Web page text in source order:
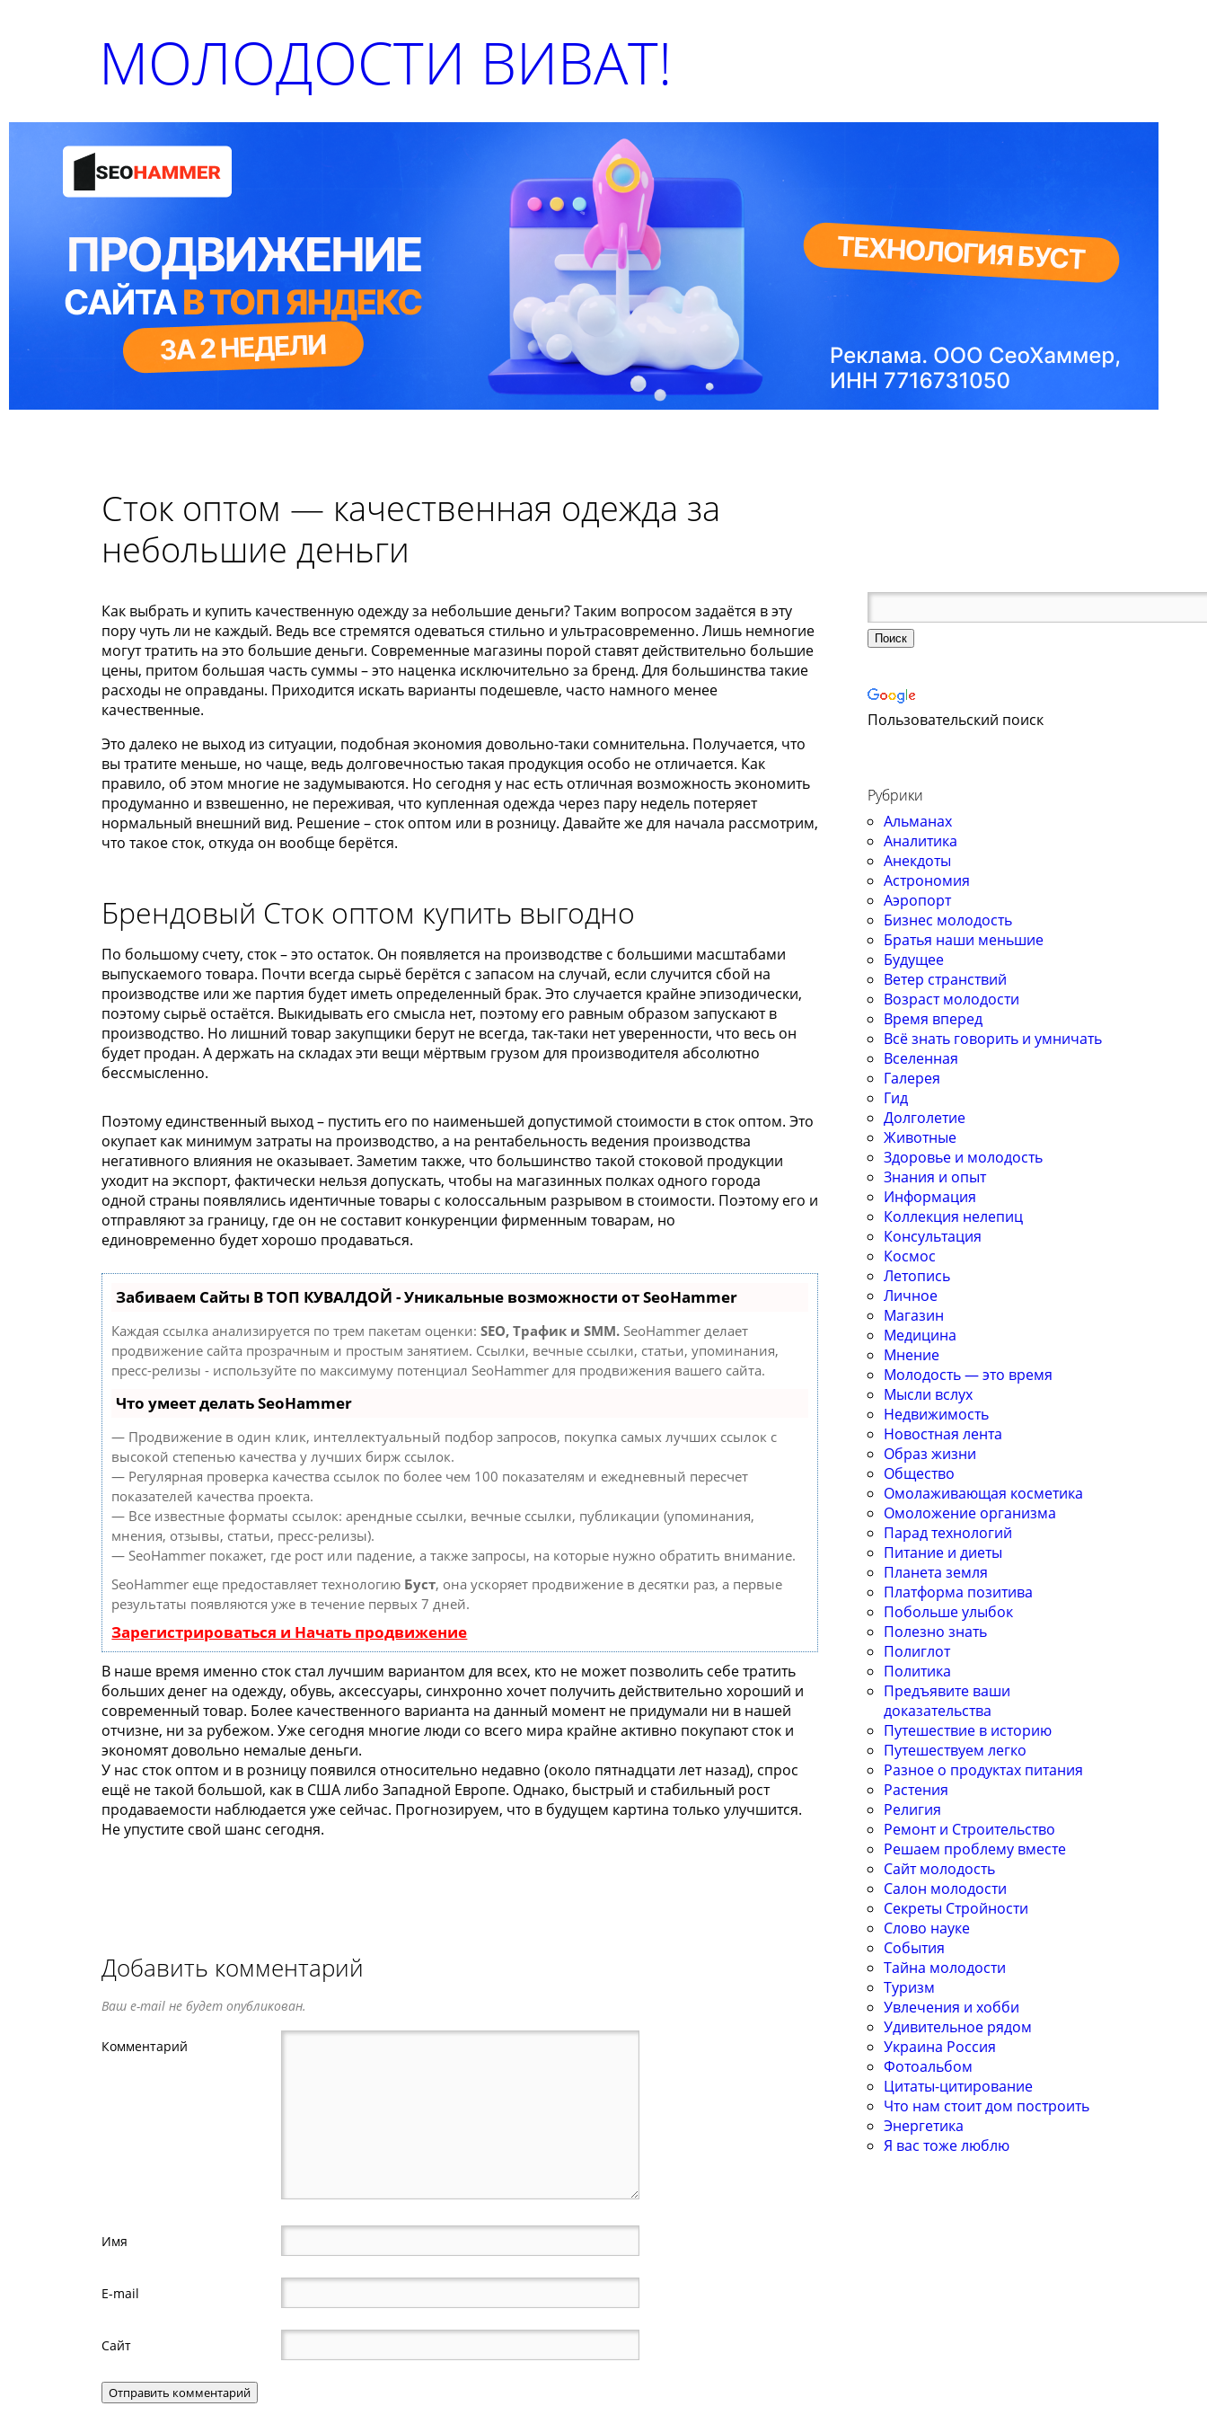
МОЛОДОСТИ ВИВАТ!
Сток оптом — качественная одежда за
небольшие деньги
Как выбрать и купить качеcтвенную одежду за небольшие деньги? Таким вопросом задаётся в эту
пору чуть ли не каждый. Ведь все стремятся одеваться стильно и ультрасовременно. Лишь немногие
могут тратить на это большие деньги. Современные магазины порой ставят действительно большие
цены, притом большая часть суммы – это наценка исключительно за бренд. Для большинства такие
расходы не оправданы. Приходится искать варианты подешевле, часто намного менее
качественные.
Это далеко не выход из ситуации, подобная экономия довольно-таки сомнительна. Получается, что
вы тратите меньше, но чаще, ведь долговечностью такая продукция особо не отличается. Как
правило, об этом многие не задумываются. Но сегодня у нас есть отличная возможность экономить
продуманно и взвешенно, не переживая, что купленная одежда через пару недель потеряет
нормальный внешний вид. Решение – сток оптом или в розницу. Давайте же для начала рассмотрим,
что такое сток, откуда он вообще берётся.
Брендовый Сток оптом купить выгодно
По большому счету, сток – это остаток. Он появляется на производстве с большими масштабами
выпускаемого товара. Почти всегда сырьё берётся с запасом на случай, если случится сбой на
производстве или же партия будет иметь определенный брак. Это случается крайне эпизодически,
поэтому сырьё остаётся. Выкидывать его смысла нет, поэтому его равным образом запускают в
производство. Но лишний товар закупщики берут не всегда, так-таки нет уверенности, что весь он
будет продан. А держать на складах эти вещи мёртвым грузом для производителя абсолютно
бессмысленно.
Поэтому единственный выход – пустить его по наименьшей допустимой стоимости в сток оптом. Это
окупает как минимум затраты на производство, а на рентабельность ведения производства
негативного влияния не оказывает. Заметим также, что большинство такой стоковой продукции
уходит на экспорт, фактически нельзя допускать, чтобы на магазинных полках одного города
одной страны появлялись идентичные товары с колоссальным разрывом в стоимости. Поэтому его и
отправляют за границу, где он не составит конкуренции фирменным товарам, но
единовременно будет хорошо продаваться.
Забиваем Сайты В ТОП КУВАЛДОЙ - Уникальные возможности от SeoHammer
Каждая ссылка анализируется по трем пакетам оценки:SEO, Трафик и SMM. SeoHammer делает
продвижение сайта прозрачным и простым занятием. Ссылки, вечные ссылки, статьи, упоминания,
пресс-релизы - используйте по максимуму потенциал SeoHammer для продвижения вашего сайта.
Что умеет делать SeoHammer
— Продвижение в один клик, интеллектуальный подбор запросов, покупка самых лучших ссылок с
высокой степенью качества у лучших бирж ссылок.
— Регулярная проверка качества ссылок по более чем 100 показателям и ежедневный пересчет
показателей качества проекта.
— Все известные форматы ссылок: арендные ссылки, вечные ссылки, публикации (упоминания,
мнения, отзывы, статьи, пресс-релизы).
— SeoHammer покажет, где рост или падение, а также запросы, на которые нужно обратить внимание.
SeoHammer еще предоставляет технологию Буст, она ускоряет продвижение в десятки раз, а первые
результаты появляются уже в течение первых 7 дней.
Зарегистрироваться и Начать продвижение
В наше время именно сток стал лучшим вариантом для всех, кто не может позволить себе тратить
больших денег на одежду, обувь, аксессуары, синхронно хочет получить действительно хороший и
современный товар. Более качественного варианта на данный момент не придумали ни в нашей
отчизне, ни за рубежом. Уже сегодня многие люди со всего мира крайне активно покупают сток и
экономят довольно немалые деньги.
У нас сток оптом и в розницу появился относительно недавно (около пятнадцати лет назад), спрос
ещё не такой большой, как в США либо Западной Европе. Однако, быстрый и стабильный рост
продаваемости наблюдается уже сейчас. Прогнозируем, что в будущем картина только улучшится.
Не упустите свой шанс сегодня.
Добавить комментарий
Ваш e-mail не будет опубликован.
Комментарий
Имя
E-mail
Сайт
Пользовательский поиск
Рубрики
Альманах
Аналитика
Анекдоты
Астрономия
Аэропорт
Бизнес молодость
Братья наши меньшие
Будущее
Ветер странствий
Возраст молодости
Время вперед
Всё знать говорить и умничать
Вселенная
Галерея
Гид
Долголетие
Животные
Здоровье и молодость
Знания и опыт
Информация
Коллекция нелепиц
Консультация
Космос
Летопись
Личное
Магазин
Медицина
Мнение
Молодость — это время
Мысли вслух
Недвижимость
Новостная лента
Образ жизни
Общество
Омолаживающая косметика
Омоложение организма
Парад технологий
Питание и диеты
Планета земля
Платформа позитива
Побольше улыбок
Полезно знать
Полиглот
Политика
Предъявите ваши
доказательства
Путешествие в историю
Путешествуем легко
Разное о продуктах питания
Растения
Религия
Ремонт и Строительство
Решаем проблему вместе
Сайт молодость
Салон молодости
Секреты Стройности
Слово науке
События
Тайна молодости
Туризм
Увлечения и хобби
Удивительное рядом
Украина Россия
Фотоальбом
Цитаты-цитирование
Что нам стоит дом построить
Энергетика
Я вас тоже люблю